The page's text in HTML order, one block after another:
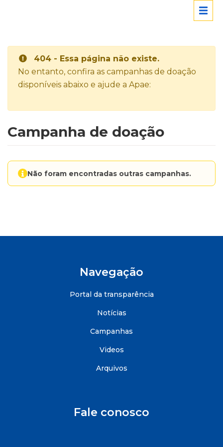
404 - Essa página não existe.
No entanto, confira as campanhas de doação
disponíveis abaixo e ajude a Apae:
Campanha de doação
Não foram encontradas outras campanhas.
Navegação
Portal da transparência
Notícias
Campanhas
Videos
Arquivos
Fale conosco